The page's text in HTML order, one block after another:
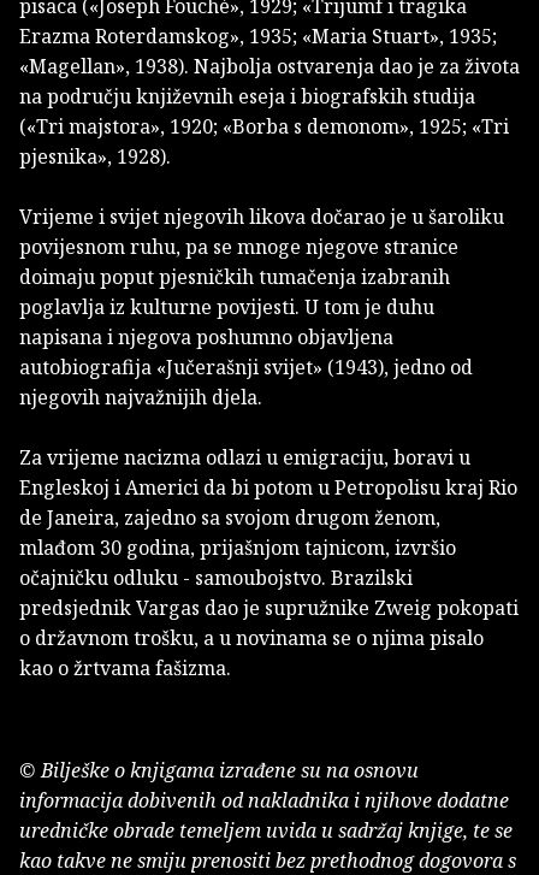
pisaca («Joseph Fouché», 1929; «Trijumf i tragika
Erazma Roterdamskog», 1935; «Maria Stuart», 1935;
«Magellan», 1938). Najbolja ostvarenja dao je za života
na području književnih eseja i biografskih studija
(«Tri majstora», 1920; «Borba s demonom», 1925; «Tri
pjesnika», 1928).
Vrijeme i svijet njegovih likova dočarao je u šaroliku
povijesnom ruhu, pa se mnoge njegove stranice
doimaju poput pjesničkih tumačenja izabranih
poglavlja iz kulturne povijesti. U tom je duhu
napisana i njegova poshumno objavljena
autobiografija «Jučerašnji svijet» (1943), jedno od
njegovih najvažnijih djela.
Za vrijeme nacizma odlazi u emigraciju, boravi u
Engleskoj i Americi da bi potom u Petropolisu kraj Rio
de Janeira, zajedno sa svojom drugom ženom,
mlađom 30 godina, prijašnjom tajnicom, izvršio
očajničku odluku - samoubojstvo. Brazilski
predsjednik Vargas dao je supružnike Zweig pokopati
o državnom trošku, a u novinama se o njima pisalo
kao o žrtvama fašizma.
© Bilješke o knjigama izrađene su na osnovu
informacija dobivenih od nakladnika i njihove dodatne
uredničke obrade temeljem uvida u sadržaj knjige, te se
kao takve ne smiju prenositi bez prethodnog dogovora s